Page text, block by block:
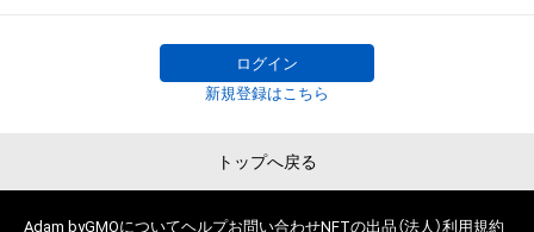
2020 　SUPER GT 500 SARDイメージガール
2020　 SUPER FORMULA raffinee Lady
ログイン
新規登録はこちら
トップへ戻る
Adam byGMOについてヘルプお問い合わせNFTの出品（法人）利用規約